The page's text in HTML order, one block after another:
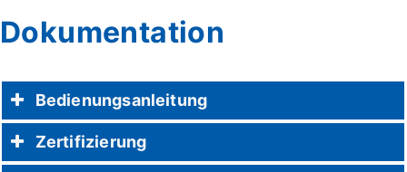
Dokumentation
Bedienungsanleitung
Zertifizierung